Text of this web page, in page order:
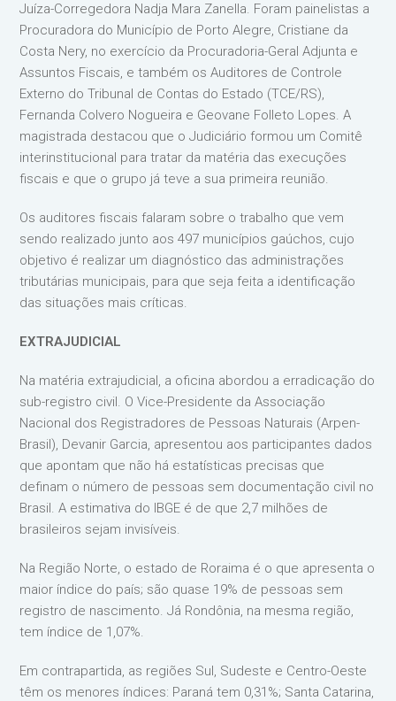
Juíza-Corregedora Nadja Mara Zanella. Foram painelistas a
Procuradora do Município de Porto Alegre, Cristiane da
Costa Nery, no exercício da Procuradoria-Geral Adjunta e
Assuntos Fiscais, e também os Auditores de Controle
Externo do Tribunal de Contas do Estado (TCE/RS),
Fernanda Colvero Nogueira e Geovane Folleto Lopes. A
magistrada destacou que o Judiciário formou um Comitê
interinstitucional para tratar da matéria das execuções
fiscais e que o grupo já teve a sua primeira reunião.
Os auditores fiscais falaram sobre o trabalho que vem
sendo realizado junto aos 497 municípios gaúchos, cujo
objetivo é realizar um diagnóstico das administrações
tributárias municipais, para que seja feita a identificação
das situações mais críticas.
EXTRAJUDICIAL
Na matéria extrajudicial, a oficina abordou a erradicação do
sub-registro civil. O Vice-Presidente da Associação
Nacional dos Registradores de Pessoas Naturais (Arpen-
Brasil), Devanir Garcia, apresentou aos participantes dados
que apontam que não há estatísticas precisas que
definam o número de pessoas sem documentação civil no
Brasil. A estimativa do IBGE é de que 2,7 milhões de
brasileiros sejam invisíveis.
Na Região Norte, o estado de Roraima é o que apresenta o
maior índice do país; são quase 19% de pessoas sem
registro de nascimento. Já Rondônia, na mesma região,
tem índice de 1,07%.
Em contrapartida, as regiões Sul, Sudeste e Centro-Oeste
têm os menores índices: Paraná tem 0,31%; Santa Catarina,